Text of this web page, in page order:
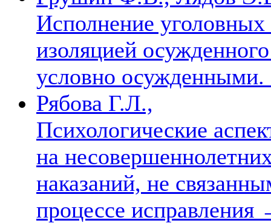
Исполнение уголовных
изоляцией
условно
Рябова Г.Л.,
Психологические
на
наказаний, не
процессе исправления